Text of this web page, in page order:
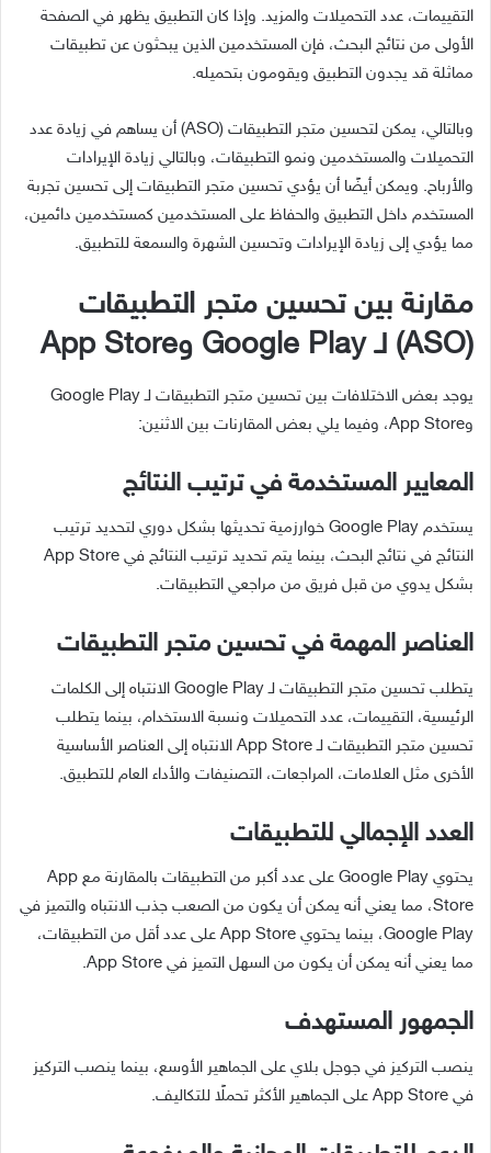
التقييمات، عدد التحميلات والمزيد. وإذا كان التطبيق يظهر في الصفحة
الأولى من نتائج البحث، فإن المستخدمين الذين يبحثون عن تطبيقات
مماثلة قد يجدون التطبيق ويقومون بتحميله.
وبالتالي، يمكن لتحسين متجر التطبيقات (ASO) أن يساهم في زيادة عدد
التحميلات والمستخدمين ونمو التطبيقات، وبالتالي زيادة الإيرادات
والأرباح. ويمكن أيضًا أن يؤدي تحسين متجر التطبيقات إلى تحسين تجربة
المستخدم داخل التطبيق والحفاظ على المستخدمين كمستخدمين دائمين،
مما يؤدي إلى زيادة الإيرادات وتحسين الشهرة والسمعة للتطبيق.
مقارنة بين تحسين متجر التطبيقات
(ASO) لـ Google Play وApp Store
يوجد بعض الاختلافات بين تحسين متجر التطبيقات لـ Google Play
وApp Store، وفيما يلي بعض المقارنات بين الاثنين:
المعايير المستخدمة في ترتيب النتائج
يستخدم Google Play خوارزمية تحديثها بشكل دوري لتحديد ترتيب
النتائج في نتائج البحث، بينما يتم تحديد ترتيب النتائج في App Store
بشكل يدوي من قبل فريق من مراجعي التطبيقات.
العناصر المهمة في تحسين متجر التطبيقات
يتطلب تحسين متجر التطبيقات لـ Google Play الانتباه إلى الكلمات
الرئيسية، التقييمات، عدد التحميلات ونسبة الاستخدام، بينما يتطلب
تحسين متجر التطبيقات لـ App Store الانتباه إلى العناصر الأساسية
الأخرى مثل العلامات، المراجعات، التصنيفات والأداء العام للتطبيق.
العدد الإجمالي للتطبيقات
يحتوي Google Play على عدد أكبر من التطبيقات بالمقارنة مع App
Store، مما يعني أنه يمكن أن يكون من الصعب جذب الانتباه والتميز في
Google Play، بينما يحتوي App Store على عدد أقل من التطبيقات،
مما يعني أنه يمكن أن يكون من السهل التميز في App Store.
الجمهور المستهدف
ينصب التركيز في جوجل بلاي على الجماهير الأوسع، بينما ينصب التركيز
في App Store على الجماهير الأكثر تحملًا للتكاليف.